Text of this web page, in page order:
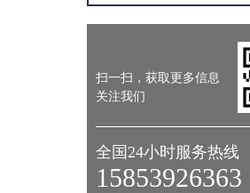
扫一扫，获取更多信息
关注我们
全国24小时服务热线
15853926363